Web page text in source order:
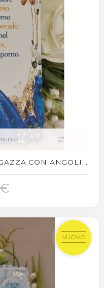
CON ANGOLI...
NUOVO